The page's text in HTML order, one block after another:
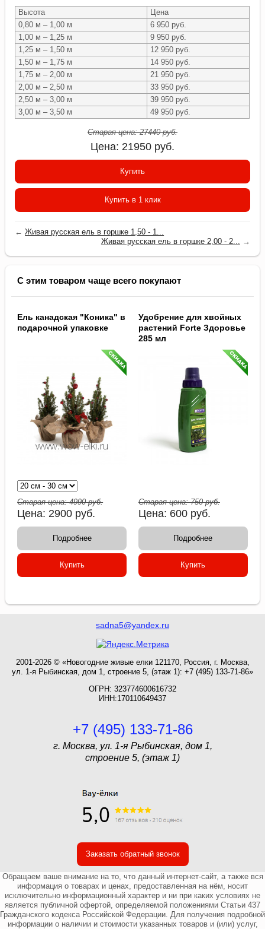
Высота
Цена
0,80 м – 1,00 м
6 950 руб.
1,00 м – 1,25 м
9 950 руб.
1,25 м – 1,50 м
12 950 руб.
1,50 м – 1,75 м
14 950 руб.
1,75 м – 2,00 м
21 950 руб.
2,00 м – 2,50 м
33 950 руб.
2,50 м – 3,00 м
39 950 руб.
3,00 м – 3,50 м
49 950 руб.
Старая цена:27440руб.
Цена: 21950 руб.
Купить
Купить в 1 клик
←Живая русская ель в горшке 1,50 - 1...
Живая русская ель в горшке 2,00 - 2...
→
С этим товаром чаще всего покупают
Ель канадская "Коника" в
подарочной упаковке
Старая цена:4990руб.
Цена: 2900 руб.
Подробнее
Купить
Удобрение для хвойных
растений Forte Здоровье
285 мл
Старая цена:750руб.
Цена: 600 руб.
Подробнее
Купить
sadna5@yandex.ru
2001-2026 © «Новогодние живые елки 121170, Россия, г. Москва,
ул. 1-я Рыбинская, дом 1, строение 5, (этаж 1): +7 (495) 133-71-86»
ОГРН: 323774600616732
ИНН:170110649437
+7 (495) 133-71-86
г. Москва, ул. 1-я Рыбинская, дом 1,
строение 5, (этаж 1)
Заказать обратный звонок
Обращаем ваше внимание на то, что данный интернет-сайт, а также вся
информация о товарах и ценах, предоставленная на нём, носит
исключительно информационный характер и ни при каких условиях не
является публичной офертой, определяемой положениями Статьи 437
Гражданского кодекса Российской Федерации. Для получения подробной
информации о наличии и стоимости указанных товаров и (или) услуг,